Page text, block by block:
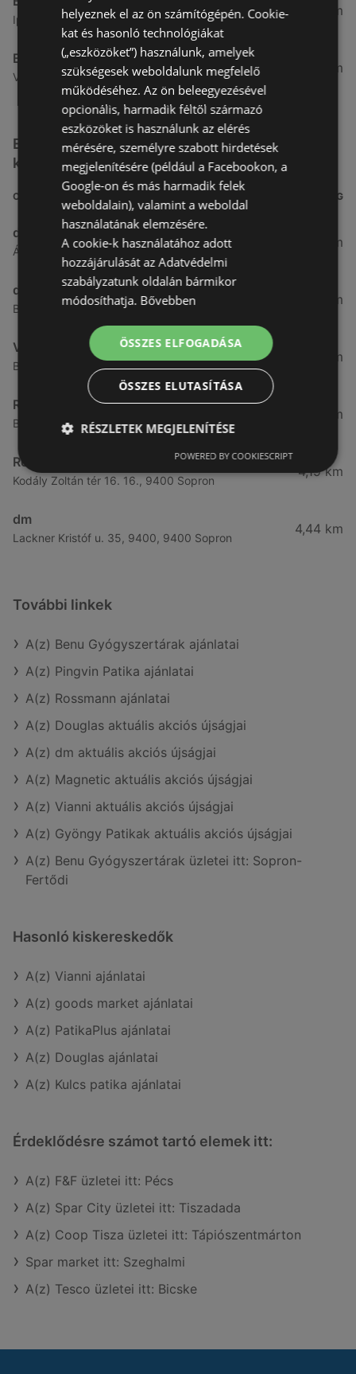
Ipar Körút 30, 9400 Sopron
7,03 km
Benu Gyógyszertárak
Vasút Sor 1, 9432 Fertőd
26,99 km
Egyéb Kozmetikumok és Drogéria üzletek a
közelben
CÍM TÁVOLSÁG
dm
Ágfalvi út 4, 9400, 9400 Sopron
3,26 km
dm
Besenyő u. 23, 9400 Sopron
3,28 km
Vianni
Bánfalvi út 14., 9400 Sopron
3,57 km
Rossmann
Bánfalvi út 6-8., 9400 Sopron
3,83 km
Rossmann
Kodály Zoltán tér 16. 16., 9400 Sopron
4,19 km
dm
Lackner Kristóf u. 35, 9400, 9400 Sopron
4,44 km
További linkek
A(z) Benu Gyógyszertárak ajánlatai
A(z) Pingvin Patika ajánlatai
A(z) Rossmann ajánlatai
A(z) Douglas aktuális akciós újságjai
A(z) dm aktuális akciós újságjai
A(z) Magnetic aktuális akciós újságjai
A(z) Vianni aktuális akciós újságjai
A(z) Gyöngy Patikak aktuális akciós újságjai
A(z) Benu Gyógyszertárak üzletei itt: Sopron-
Fertődi
Hasonló kiskereskedők
A(z) Vianni ajánlatai
A(z) goods market ajánlatai
A(z) PatikaPlus ajánlatai
A(z) Douglas ajánlatai
A(z) Kulcs patika ajánlatai
Érdeklődésre számot tartó elemek itt:
A(z) F&F üzletei itt: Pécs
A(z) Spar City üzletei itt: Tiszadada
A(z) Coop Tisza üzletei itt: Tápiószentmárton
Spar market itt: Szeghalmi
A(z) Tesco üzletei itt: Bicske
helyeznek el az ön számítógépén. Cookie-
kat és hasonló technológiákat
(„eszközöket”) használunk, amelyek
szükségesek weboldalunk megfelelő
működéséhez. Az ön beleegyezésével
opcionális, harmadik féltől származó
eszközöket is használunk az elérés
mérésére, személyre szabott hirdetések
megjelenítésére (például a Facebookon, a
Google-on és más harmadik felek
weboldalain), valamint a weboldal
használatának elemzésére.
A cookie-k használatához adott
hozzájárulását az Adatvédelmi
szabályzatunk oldalán bármikor
módosíthatja. Bővebben
ÖSSZES ELFOGADÁSA
ÖSSZES ELUTASÍTÁSA
RÉSZLETEK MEGJELENÍTÉSE
POWERED BY COOKIESCRIPT